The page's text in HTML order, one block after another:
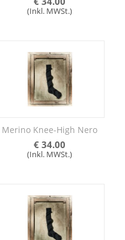
(Inkl. MWSt.)
Merino Knee-High Nero
€ 34.00
(Inkl. MWSt.)